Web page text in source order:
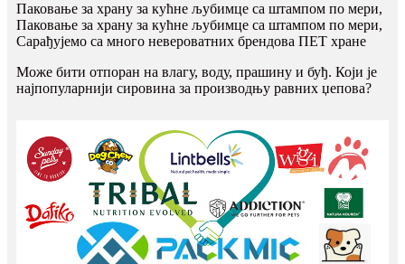
Паковање за храну за кућне љубимце са штампом по мери,
Паковање за храну за кућне љубимце са штампом по мери,
Сарађујемо са много невероватних брендова ПЕТ хране
Може бити отпоран на влагу, воду, прашину и буђ. Који је
најпопуларнији сировина за производњу равних џепова?